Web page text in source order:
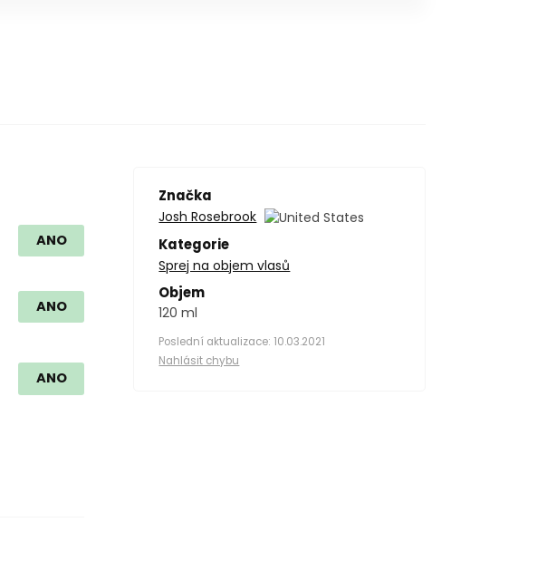
ANO
ANO
ANO
Značka
Josh Rosebrook
Kategorie
Sprej na objem vlasů
Objem
120 ml
Poslední aktualizace: 10.03.2021
Nahlásit chybu